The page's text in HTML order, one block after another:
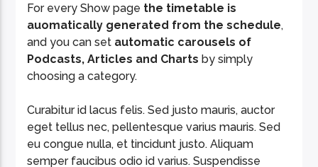
For every Show page the timetable is
auomatically generated from the schedule,
and you can set automatic carousels of
Podcasts, Articles and Charts by simply
choosing a category.
Curabitur id lacus felis. Sed justo mauris, auctor
eget tellus nec, pellentesque varius mauris. Sed
eu congue nulla, et tincidunt justo. Aliquam
semper faucibus odio id varius. Suspendisse